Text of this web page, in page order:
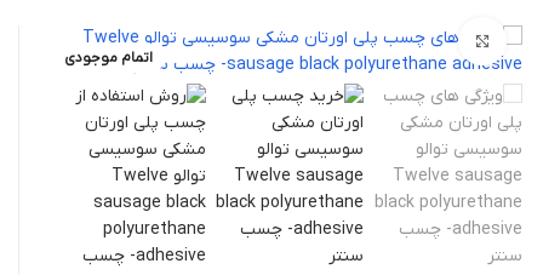
اتمام موجودی
بزرگنمایی تصویر